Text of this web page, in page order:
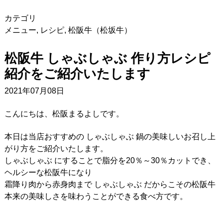
カテゴリ
メニュー, レシピ, 松阪牛（松坂牛）
松阪牛 しゃぶしゃぶ 作り方レシピ
紹介をご紹介いたします
2021年07月08日
こんにちは、松阪まるよしです。
本日は当店おすすめの しゃぶしゃぶ 鍋の美味しいお召し上
がり方をご紹介いたします。
しゃぶしゃぶ にすることで脂分を20％～30％カットでき、
ヘルシーな松阪牛になり
霜降り肉から赤身肉まで しゃぶしゃぶ だからこその松阪牛
本来の美味しさを味わうことができる食べ方です。